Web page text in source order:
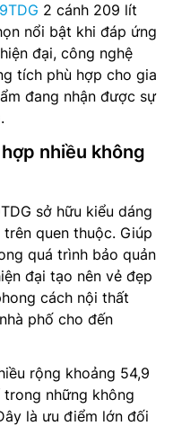
2 cánh 209 lít
nổi bật khi đáp ứng
đại, công nghệ
tích phù hợp cho gia
đang nhận được sự
nhiều không
sở hữu kiểu dáng
quen thuộc. Giúp
quá trình bảo quản
đại tạo nên vẻ đẹp
cách nội thất
phố cho đến
rộng khoảng 54,9
những không
là ưu điểm lớn đối